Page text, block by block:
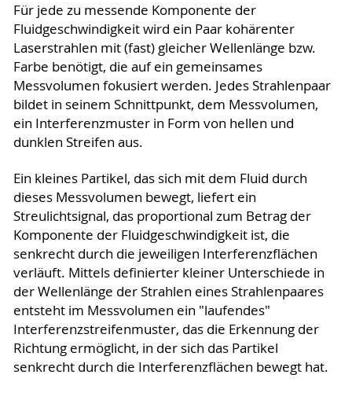
Für jede zu messende Komponente der
Fluidgeschwindigkeit wird ein Paar kohärenter
Laserstrahlen mit (fast) gleicher Wellenlänge bzw.
Farbe benötigt, die auf ein gemeinsames
Messvolumen fokusiert werden. Jedes Strahlenpaar
bildet in seinem Schnittpunkt, dem Messvolumen,
ein Interferenzmuster in Form von hellen und
dunklen Streifen aus.
Ein kleines Partikel, das sich mit dem Fluid durch
dieses Messvolumen bewegt, liefert ein
Streulichtsignal, das proportional zum Betrag der
Komponente der Fluidgeschwindigkeit ist, die
senkrecht durch die jeweiligen Interferenzflächen
verläuft. Mittels definierter kleiner Unterschiede in
der Wellenlänge der Strahlen eines Strahlenpaares
entsteht im Messvolumen ein "laufendes"
Interferenzstreifenmuster, das die Erkennung der
Richtung ermöglicht, in der sich das Partikel
senkrecht durch die Interferenzflächen bewegt hat.